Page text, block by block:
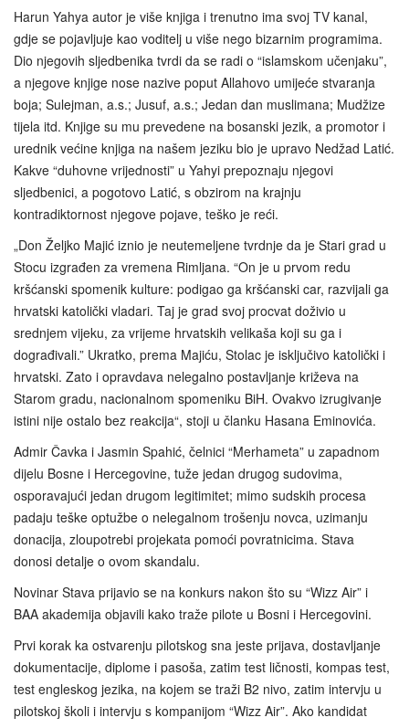
Harun Yahya autor je više knjiga i trenutno ima svoj TV kanal,
gdje se pojavljuje kao voditelj u više nego bizarnim programima.
Dio njegovih sljedbenika tvrdi da se radi o “islamskom učenjaku”,
a njegove knjige nose nazive poput Allahovo umijeće stvaranja
boja; Sulejman, a.s.; Jusuf, a.s.; Jedan dan muslimana; Mudžize
tijela itd. Knjige su mu prevedene na bosanski jezik, a promotor i
urednik većine knjiga na našem jeziku bio je upravo Nedžad Latić.
Kakve “duhovne vrijednosti” u Yahyi prepoznaju njegovi
sljedbenici, a pogotovo Latić, s obzirom na krajnju
kontradiktornost njegove pojave, teško je reći.
„Don Željko Majić iznio je neutemeljene tvrdnje da je Stari grad u
Stocu izgrađen za vremena Rimljana. “On je u prvom redu
kršćanski spomenik kulture: podigao ga kršćanski car, razvijali ga
hrvatski katolički vladari. Taj je grad svoj procvat doživio u
srednjem vijeku, za vrijeme hrvatskih velikaša koji su ga i
dograđivali.” Ukratko, prema Majiću, Stolac je isključivo katolički i
hrvatski. Zato i opravdava nelegalno postavljanje križeva na
Starom gradu, nacionalnom spomeniku BiH. Ovakvo izrugivanje
istini nije ostalo bez reakcija“, stoji u članku Hasana Eminovića.
Admir Čavka i Jasmin Spahić, čelnici “Merhameta” u zapadnom
dijelu Bosne i Hercegovine, tuže jedan drugog sudovima,
osporavajući jedan drugom legitimitet; mimo sudskih procesa
padaju teške optužbe o nelegalnom trošenju novca, uzimanju
donacija, zloupotrebi projekata pomoći povratnicima. Stava
donosi detalje o ovom skandalu.
Novinar Stava prijavio se na konkurs nakon što su “Wizz Air” i
BAA akademija objavili kako traže pilote u Bosni i Hercegovini.
Prvi korak ka ostvarenju pilotskog sna jeste prijava, dostavljanje
dokumentacije, diplome i pasoša, zatim test ličnosti, kompas test,
test engleskog jezika, na kojem se traži B2 nivo, zatim intervju u
pilotskoj školi i intervju s kompanijom “Wizz Air”. Ako kandidat